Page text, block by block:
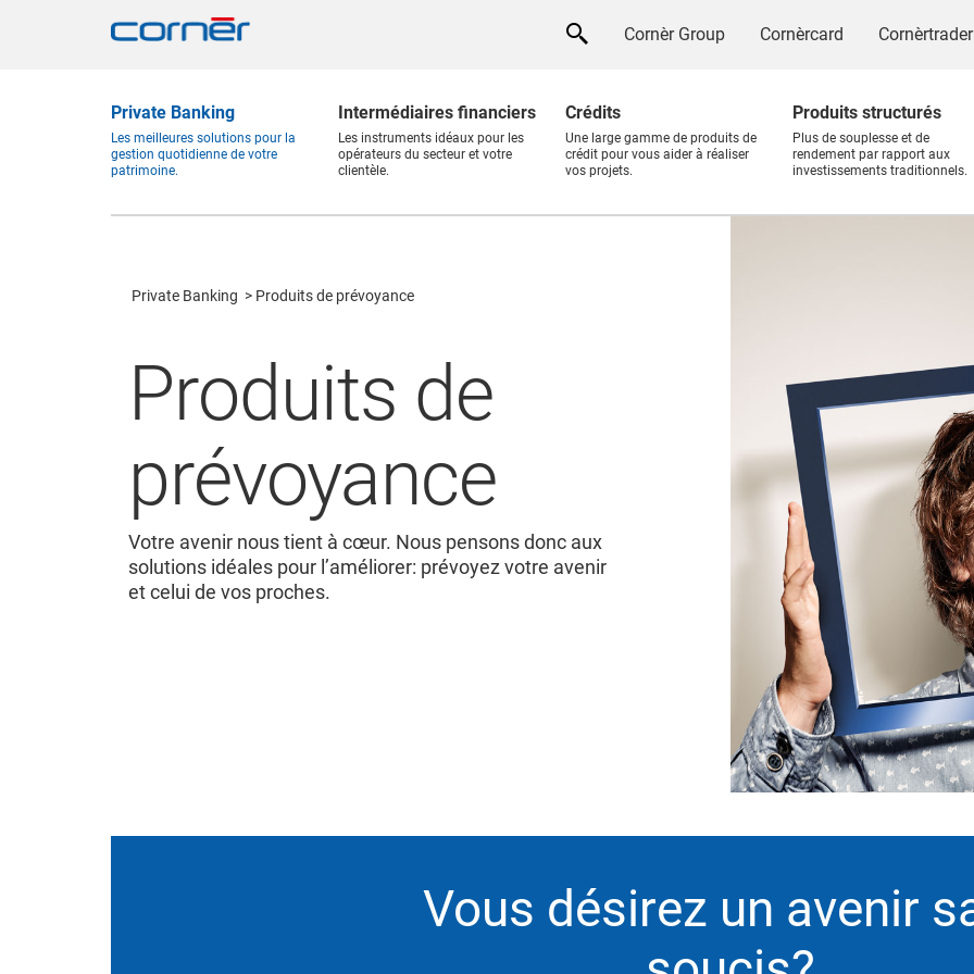
Cornèr Group Cornèrcard Cornèrtrader
Private Banking
Les meilleures solutions pour la
gestion quotidienne de votre
patrimoine.
Intermédiaires financiers
Les instruments idéaux pour les
opérateurs du secteur et votre
clientèle.
Crédits
Une large gamme de produits de
crédit pour vous aider à réaliser
vos projets.
Produits structurés
Plus de souplesse et de
rendement par rapport aux
investissements traditionnels.
Private Banking Produits de prévoyance
Produits de
prévoyance
Votre avenir nous tient à cœur. Nous pensons donc aux
solutions idéales pour l’améliorer: prévoyez votre avenir
et celui de vos proches.
Vous désirez un avenir